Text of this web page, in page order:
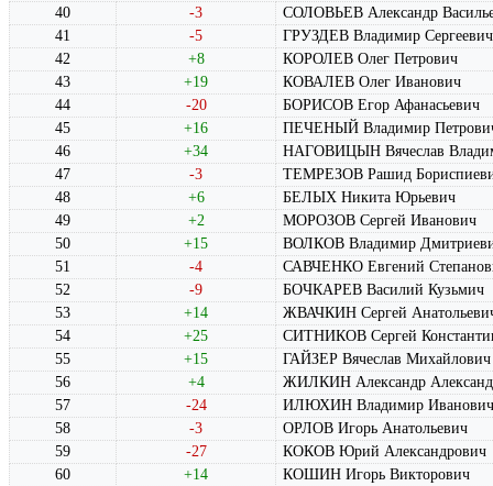
40
-3
СОЛОВЬЕВ Александр
41
-5
ГРУЗДЕВ Владимир Сергеевич
42
+8
КОРОЛЕВ Олег Петрович
43
+19
КОВАЛЕВ Олег Иванович
44
-20
БОРИСОВ Егор Афанасьевич
45
+16
ПЕЧЕНЫЙ Владимир
46
+34
НАГОВИЦЫН Вячеслав
47
-3
ТЕМРЕЗОВ Рашид
48
+6
БЕЛЫХ Никита Юрьевич
49
+2
МОРОЗОВ Сергей Иванович
50
+15
ВОЛКОВ Владимир
51
-4
САВЧЕНКО Евгений
52
-9
БОЧКАРЕВ Василий Кузьмич
53
+14
ЖВАЧКИН Сергей
54
+25
СИТНИКОВ Сергей
55
+15
ГАЙЗЕР Вячеслав Михайлович
56
+4
ЖИЛКИН Александр
57
-24
ИЛЮХИН Владимир Иванович
58
-3
ОРЛОВ Игорь Анатольевич
59
-27
КОКОВ Юрий Александрович
60
+14
КОШИН Игорь Викторович